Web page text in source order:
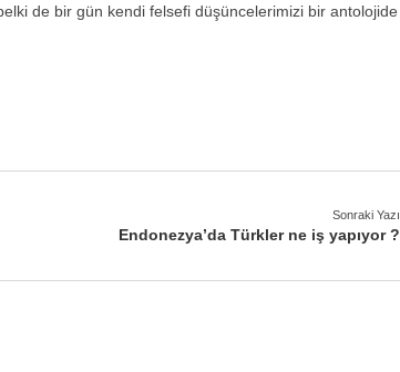
de bir gün kendi felsefi düşüncelerimizi bir antolojide
Sonraki Yazı
Endonezya’da Türkler ne iş yapıyor ?